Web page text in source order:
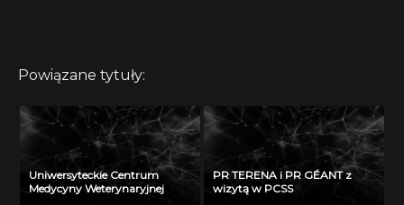
Powiązane tytuły:
Uniwersyteckie Centrum
Medycyny Weterynaryjnej
PR TERENA i PR GÉANT z
wizytą w PCSS